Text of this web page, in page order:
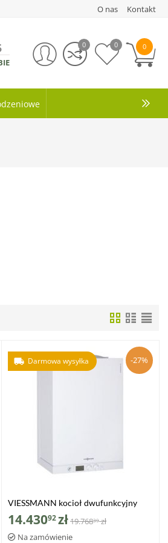
O nas Kontakt
0
0 0
Darmowa wysyłka -27%
VIESSMANN kocioł dwufunkcyjny
VITODENS 111-W 6,5-26,0 kW z
zasobnikiem c.w.u
14.43092zł19.76839 zł
Na zamówienie